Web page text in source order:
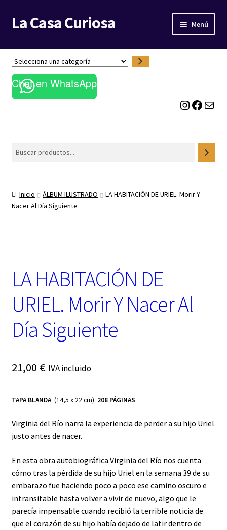
Ir
a
navegación
Ir
al
La Casa Curiosa Menú
LIBRERÍA
BLOG
S
e
l
e
a
c
Chat en WhatsApp
Instagram Facebook Correo electrónico
Buscar
Inicio ÁLBUM ILUSTRADO
LA HABITACIÓN DE URIEL. Morir Y
Nacer Al Día Siguiente
LA HABITACIÓN DE
URIEL. Morir Y Nacer Al
Día Siguiente
21,00 € IVA incluido
TAPA BLANDA (14,5 x 22 cm). 208 PÁGINAS.
Virginia del Río narra la experiencia de perder a su hijo Uriel
justo antes de nacer.
En esta obra autobiográfica Virginia del Río nos cuenta
cómo tras la pérdida de su hijo Uriel en la semana 39 de su
embarazo fue haciendo poco a poco ese camino oscuro e
intransitable hasta volver a vivir de nuevo, algo que le
parecía impensable cuando recibió la terrible noticia de
que el corazón de su hijo había dejado de latir dentro de